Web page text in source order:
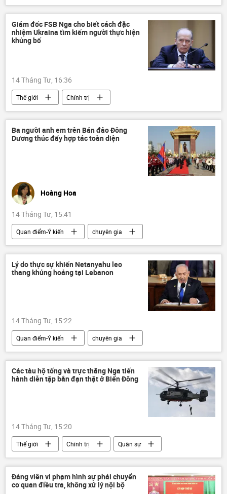
Thế giới
Chính trị
Hoa Kỳ
Iran
Vùng vịnh Ba Tư
xung đột
xung đột quân sự
Donald Trump
Giám đốc FSB Nga cho biết cách đặc
nhiệm Ukraina tìm kiếm người thực hiện
khủng bố
14 Tháng Tư, 16:36
Thế giới
Chính trị
Aleksandr Bortnikov
FSB
Nga
Ukraina
Cuộc khủng hoảng ở Ukraina
trí tuệ nhân tạo
AI
Ba người anh em trên Bán đảo Đông
Dương thúc đẩy hợp tác toàn diện
Hoàng Hoa
14 Tháng Tư, 15:41
Quan điểm-Ý kiến
chuyên gia
Việt Nam
Chính trị
Tác giả
Campuchia
Lào
hợp tác
quan hệ quốc tế
Lý do thực sự khiến Netanyahu leo
thang khủng hoảng tại Lebanon
14 Tháng Tư, 15:22
Quan điểm-Ý kiến
chuyên gia
Israel
Lebanon
xung đột
Trung Đông
Thế giới
Chính trị
Benjamin Netanyahu
Các tàu hộ tống và trực thăng Nga tiến
hành diễn tập bắn đạn thật ở Biển Đông
14 Tháng Tư, 15:20
Thế giới Chính trị
Quân sự
Biển Đông
Nga
Thái Bình Dương
Hạm đội Thái Bình Dương
Ka-27
diễn tập
Đảng viên vi phạm hình sự phải chuyển
cơ quan điều tra, không xử lý nội bộ